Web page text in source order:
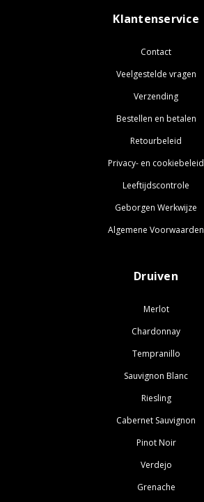
Klantenservice
Contact
Veelgestelde vragen
Verzending
Bestellen en betalen
Retourbeleid
Privacy- en cookiebeleid
Leeftijdscontrole
Geborgen Werkwijze
Algemene Voorwaarden
Druiven
Merlot
Chardonnay
Tempranillo
Sauvignon Blanc
Riesling
Cabernet Sauvignon
Pinot Noir
Verdejo
Grenache